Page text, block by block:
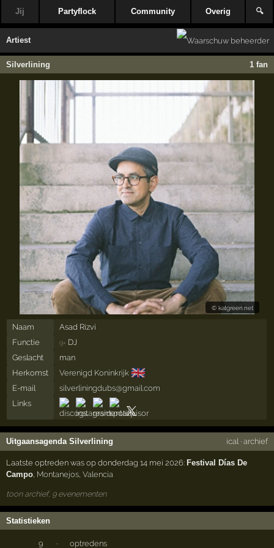
Jij Partyflock Community Overig 🔍
Artiest
Silverlining 1 fan
© katgreen.net
Naam
Asad Rizvi
Functie
9× DJ
Geslacht
man
Herkomst
Verenigd Koninkrijk 🇬🇧
E-mail
silverliningdubs@gmail.com
Links
Uitgaansagenda Silverlining ical· archief
Laatste optreden was op donderdag 14 mei 2026: Festival Días De
Campo Montanejos ,Valencia
toon archief, 9 evenementen
Statistieken
9 · optredens